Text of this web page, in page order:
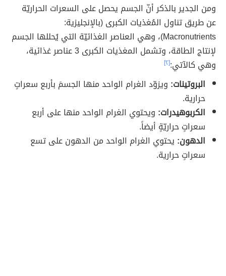
ومن الجدير بالذكر أنّ الجسم يحصل على السعرات الحراريّة
عن طريق تناول المُغذيات الكبرى (بالإنجليزية:
Macronutrients)، وهي العناصر الغذائيّة التي يُحللها الجسم
لإنتاج الطاقة، وتشمل المغذيات الكبرى 3 عناصر غذائية،
وهي كالآتي:[٢]
البروتينات: ويزوّد الغرام الواحد منها الجسمَ بأربع سعراتٍ
حرارية.
الكربوهيدرات: ويحتوي الغرام الواحد منها على أربع
سعراتٍ حراريّةٍ أيضاً.
الدهون: يحتوي الغرام الواحد من الدهون على تسع
سعراتٍ حرارية.